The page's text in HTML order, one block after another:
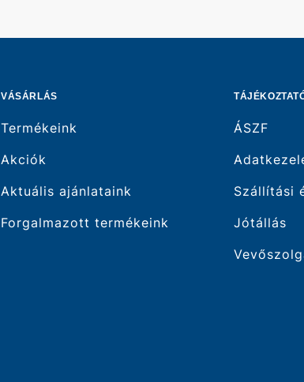
VÁSÁRLÁS
Termékeink
Akciók
Aktuális ajánlataink
Forgalmazott termékeink
ÁSZF
Szállítási
Jótállás